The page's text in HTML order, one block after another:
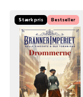
Stærk pris Bestseller